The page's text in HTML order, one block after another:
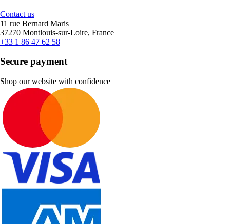
Contact us
11 rue Bernard Maris
37270 Montlouis-sur-Loire, France
+33 1 86 47 62 58
Secure payment
Shop our website with confidence